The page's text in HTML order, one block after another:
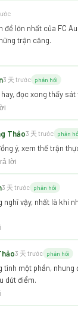
đề lớn nhất của FC
trận căng.
3 天 trước phản hồi
đọc xong thấy
Thảo3 天 trước phản
ý, xem thế trận
lời
3 天 trước phản hồi
nghĩ vậy, nhất là khi
3 天 trước phản hồi
tình một phần, nhưng
dứt điểm.